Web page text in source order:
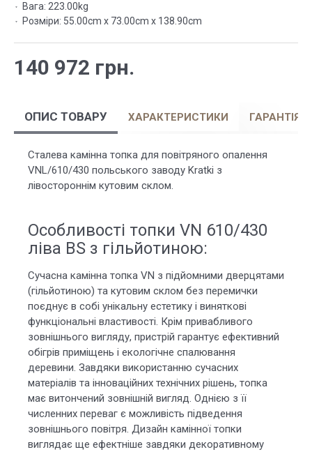
140 972 грн.
Вага: 223.00kg
Розміри: 55.00cm x 73.00cm x 138.90cm
ОПИС ТОВАРУ ХАРАКТЕРИСТИКИ ГАРАНТІЯ
Сталева камінна топка для повітряного опалення
VNL/610/430 польського заводу Kratki з
лівостороннім кутовим склом.
Особливості топки VN 610/430
ліва BS з гільйотиною:
Сучасна камінна топка VN з підйомними дверцятами
(гільйотиною) та кутовим склом без перемички
поєднує в собі унікальну естетику і виняткові
функціональні властивості. Крім привабливого
зовнішнього вигляду, пристрій гарантує ефективний
обігрів приміщень і екологічне спалювання
деревини. Завдяки використанню сучасних
матеріалів та інноваційних технічних рішень, топка
має витончений зовнішній вигляд. Однією з її
численних переваг є можливість підведення
зовнішнього повітря. Дизайн камінної топки
виглядає ще ефектніше завдяки декоративному